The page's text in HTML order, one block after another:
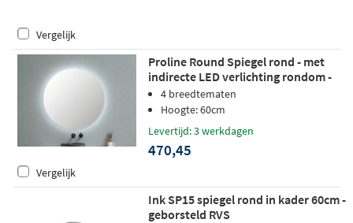
Vergelijk
Proline Round Spiegel rond - met
indirecte LED verlichting rondom -
60x60cm
4 breedtematen
Hoogte: 60cm
Levertijd: 3 werkdagen
470,45
Vergelijk
Ink SP15 spiegel rond in kader 60cm -
geborsteld RVS